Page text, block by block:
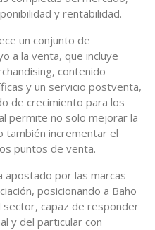
y rentabilidad.
un conjunto de
a la venta, que incluye
contenido
y un servicio postventa,
de crecimiento para los
permite no solo mejorar la
también incrementar el
puntos de venta.
apostado por las marcas
posicionando a Baho
sector, capaz de responder
y del particular con